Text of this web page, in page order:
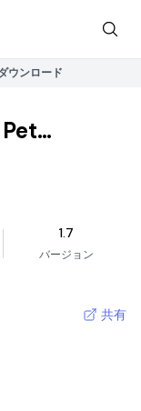
ウンロード
1.7
バージョン
共有